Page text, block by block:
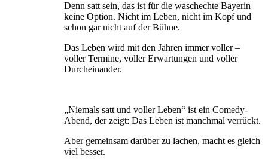
Denn satt sein, das ist für die waschechte Bayerin
keine Option. Nicht im Leben, nicht im Kopf und
schon gar nicht auf der Bühne.
Das Leben wird mit den Jahren immer voller –
voller Termine, voller Erwartungen und voller
Durcheinander.
„Niemals satt und voller Leben“ ist ein Comedy-
Abend, der zeigt: Das Leben ist manchmal verrückt.
Aber gemeinsam darüber zu lachen, macht es gleich
viel besser.